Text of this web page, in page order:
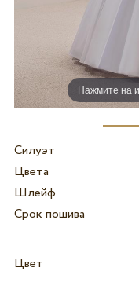
Нажмите на
Силуэт
Цвета
Шлейф
Срок пошива
Цвет